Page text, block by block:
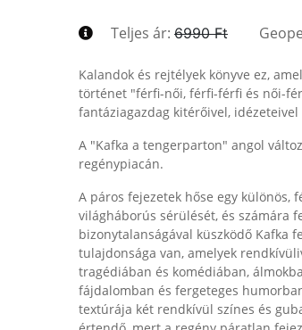
Teljes ár: 6990 Ft
Kalandok és rejtélyek könyve ez,
történet "férfi-női, férfi-férfi és női-
fantáziagazdag kitérőivel,
A "Kafka a tengerparton" angol
regénypiacán.
A páros fejezetek hőse egy különös,
világháborús sérülését, és számára
bizonytalanságával küszködő Kafka
tulajdonsága van, amelyek
tragédiában és komédiában,
fájdalomban és fergeteges
textúrája két rendkívül színes és